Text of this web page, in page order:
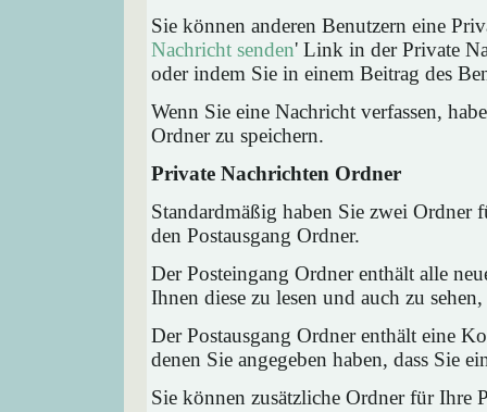
Sie können anderen Benutzern eine
Nachricht senden' Link in der Private
oder indem Sie in einem Beitrag des
Wenn Sie eine Nachricht verfassen,
Ordner zu speichern.
Private Nachrichten Ordner
Standardmäßig haben Sie zwei Ordner
den Postausgang Ordner.
Der Posteingang Ordner enthält alle
Ihnen diese zu lesen und auch zu
Der Postausgang Ordner enthält eine
denen Sie angegeben haben, dass Sie
Sie können zusätzliche Ordner für Ihre